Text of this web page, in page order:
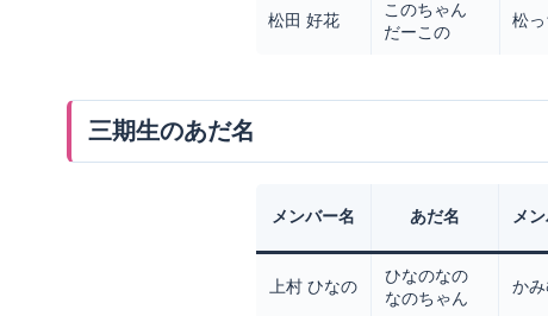
松田 好花
このちゃん
だーこの
松
三期生のあだ名
メンバー名 あだ名 メ
上村 ひなの
ひなのなの
なのちゃん
かみ